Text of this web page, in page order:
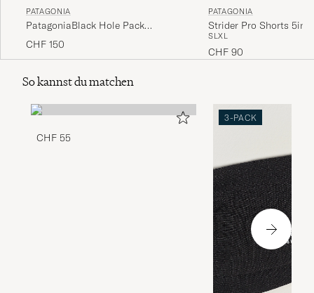
PATAGONIA
PatagoniaBlack Hole Pack
25LBlack
CHF 150
PATAGONIA
Strider Pro Shorts
SLXL
CHF 90
So kannst du matchen
CHF 55
3-PACK